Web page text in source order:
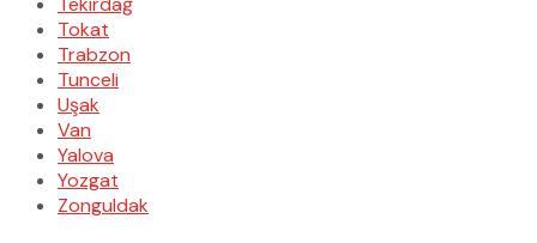
Tokat
Trabzon
Tunceli
Uşak
Van
Yalova
Yozgat
Zonguldak